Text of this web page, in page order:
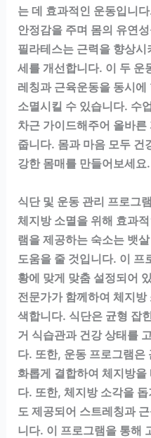
는 데 효과적인 운동입니
안정감을 주며 몸의 유연
필라테스는 근력을 향상
세를 개선합니다. 이 두 운
레칭과 근육운동을 동시
소멸시킬 수 있습니다. 수
차근 가이드해주어 올바
줍니다. 몸과 마음 모두 건
강한 몸매를 만들어보세요.
식단 및 운동 관리 프로그
체지방 소멸을 위해 효과
램을 제공하는 숙소는 뱃
도움을 줄 것입니다. 이
황에 맞게 맞춤 설정되어
전문가가 함께하여 체지
색합니다. 식단은 균형 잡
거 식습관과 건강 상태를
다. 또한, 운동 프로그램은
화롭게 결합하여 체지방
다. 또한, 체지방 소각을
도 제공되어 스트레칭과
니다. 이 프로그램을 통해